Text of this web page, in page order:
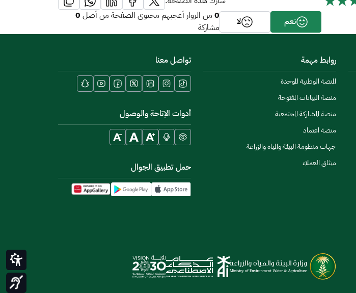
نعم لا 0من الزوار أعجبهم محتوى الصفحة من أصل0
مشاركة
روابط مهمة
المنصة الوطنية الموحدة
منصة البيانات المفتوحة
منصة المشاركة المجتمعية
منصة اعتماد
جهات منظومة البيئة والمياه والزراعة
ميثاق العملاء
تواصل معنا
أدوات الإتاحة والوصول
حمل تطبيق الجوال